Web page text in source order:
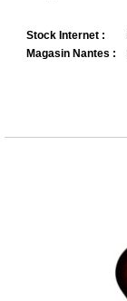
Stock Internet :
Magasin Nantes :